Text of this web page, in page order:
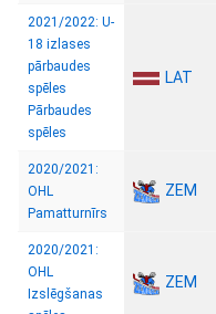
2021/2022: U-
18 izlases
pārbaudes
spēles
Pārbaudes
spēles
LAT
2020/2021:
OHL
Pamatturnīrs
ZEM
2020/2021:
OHL
Izslēgšanas
ZEM